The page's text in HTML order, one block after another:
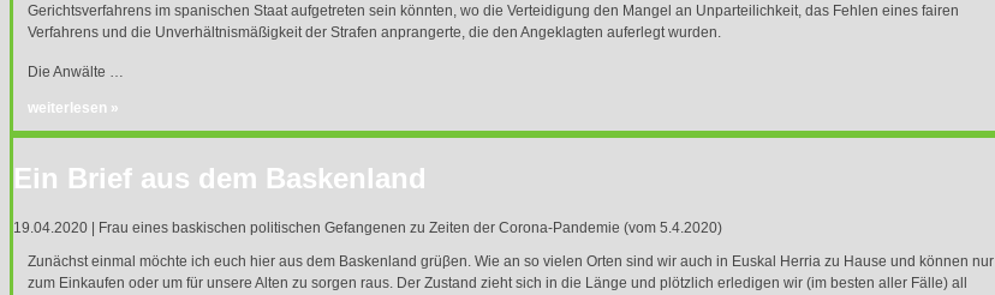
Gerichtsverfahrens im spanischen Staat aufgetreten sein könnten, wo die Verteidigung den Mangel an Unparteilichkeit, das Fehlen eines fairen
Verfahrens und die Unverhältnismäßigkeit der Strafen anprangerte, die den Angeklagten auferlegt wurden.
Die Anwälte …
weiterlesen »
Ein Brief aus dem Baskenland
19.04.2020 | Frau eines baskischen politischen Gefangenen zu Zeiten der Corona-Pandemie (vom 5.4.2020)
Zunächst einmal möchte ich euch hier aus dem Baskenland grüβen. Wie an so vielen Orten sind wir auch in Euskal Herria zu Hause und können nur
zum Einkaufen oder um für unsere Alten zu sorgen raus. Der Zustand zieht sich in die Länge und plötzlich erledigen wir (im besten aller Fälle) all